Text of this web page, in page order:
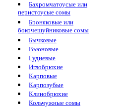
Бахромчатоусые или
перистоусые сомы
Броняковые или
бокочешуйниковые сомы
Бычковые
Вьюновые
Гудиевые
Иглобрюхие
Карповые
Карпозубые
Клинобрюхие
Кольчужные сомы